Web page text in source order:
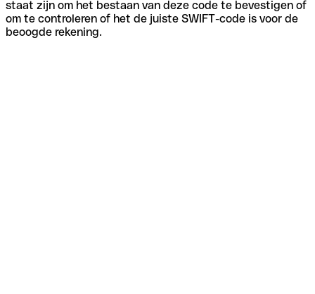
staat zijn om het bestaan van deze code te bevestigen of
om te controleren of het de juiste SWIFT-code is voor de
beoogde rekening.